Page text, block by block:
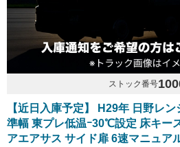
ストック番号
【近日入庫予定】 H29年 日野レ
準幅 東プレ低温ｰ30℃設定 床キー
アエアサス サイド扉 6速マニュア